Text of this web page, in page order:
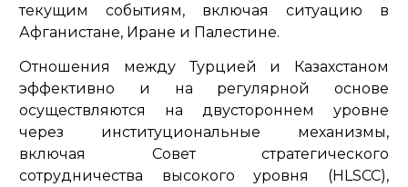
текущим событиям, включая ситуацию в
Афганистане, Иране и Палестине.
Отношения между Турцией и Казахстаном
эффективно и на регулярной основе
осуществляются на двустороннем уровне
через институциональные механизмы,
включая Совет стратегического
сотрудничества высокого уровня (HLSCC),